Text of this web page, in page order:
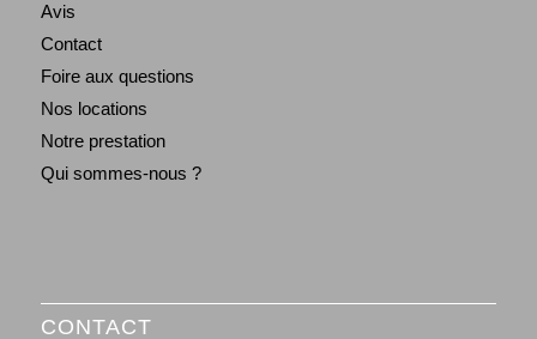
Avis
Contact
Foire aux questions
Nos locations
Notre prestation
Qui sommes-nous ?
CONTACT